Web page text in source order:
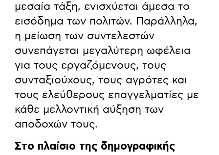
μεσαία τάξη, ενισχύεται άμεσα το
εισόδημα των πολιτών. Παράλληλα,
η μείωση των συντελεστών
συνεπάγεται μεγαλύτερη ωφέλεια
για τους εργαζόμενους, τους
συνταξιούχους, τους αγρότες και
τους ελεύθερους επαγγελματίες με
κάθε μελλοντική αύξηση των
αποδοχών τους.
Στο πλαίσιο της δημογραφικής